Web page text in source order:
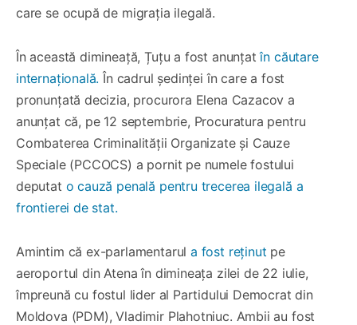
care se ocupă de migrația ilegală.
În această dimineață, Țuțu a fost anunțatîn căutare
internațională. În cadrul ședinței în care a fost
pronunțată decizia, procurora Elena Cazacov a
anunțat că, pe 12 septembrie, Procuratura pentru
Combaterea Criminalității Organizate și Cauze
Speciale (PCCOCS) a pornit pe numele fostului
deputat o cauză penală pentru trecerea ilegală a
frontierei de stat.
Amintim că ex-parlamentarul a fost reținut pe
aeroportul din Atena în dimineața zilei de 22 iulie,
împreună cu fostul lider al Partidului Democrat din
Moldova (PDM), Vladimir Plahotniuc. Ambii au fost